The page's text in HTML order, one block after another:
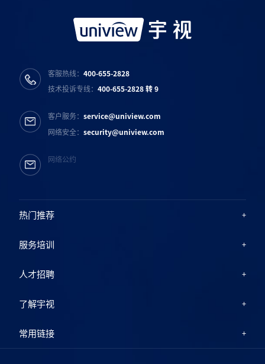
热门推荐
服务培训
人才招聘
了解宇视
常用链接
客服热线：400-655-2828
技术投诉专线：400-655-2828 转 9
客户服务：service@uniview.com
网络安全：security@uniview.com
网络公约